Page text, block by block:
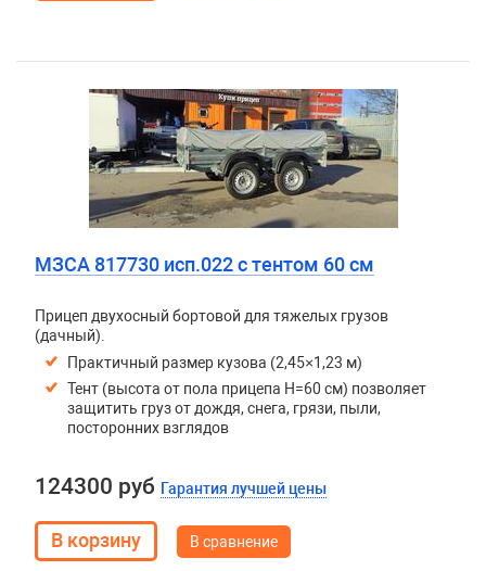
МЗСА 817730 исп.022 с тентом 60 см
Прицеп двухосный бортовой для тяжелых грузов
(дачный).
Практичный размер кузова (2,45×1,23 м)
Тент (высота от пола прицепа H=60 см) позволяет
защитить груз от дождя, снега, грязи, пыли,
посторонних взглядов
124300 руб Гарантия лучшей цены
В сравнение